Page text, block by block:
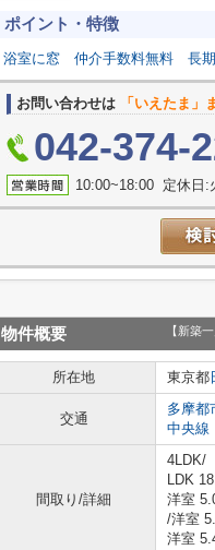
ポイント・特徴
浴室に窓 仲介手数料無料 長
お問い合わせは 「いえたま」
042-374-
10:00~18:00 定休日:
物件概要 【新築
所在地 東京都
交通
多摩都
中央線
間取り/詳細
4LDK/
LDK
洋室
/洋室
洋室